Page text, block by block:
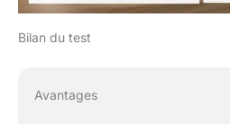
Bilan du test
Avantages